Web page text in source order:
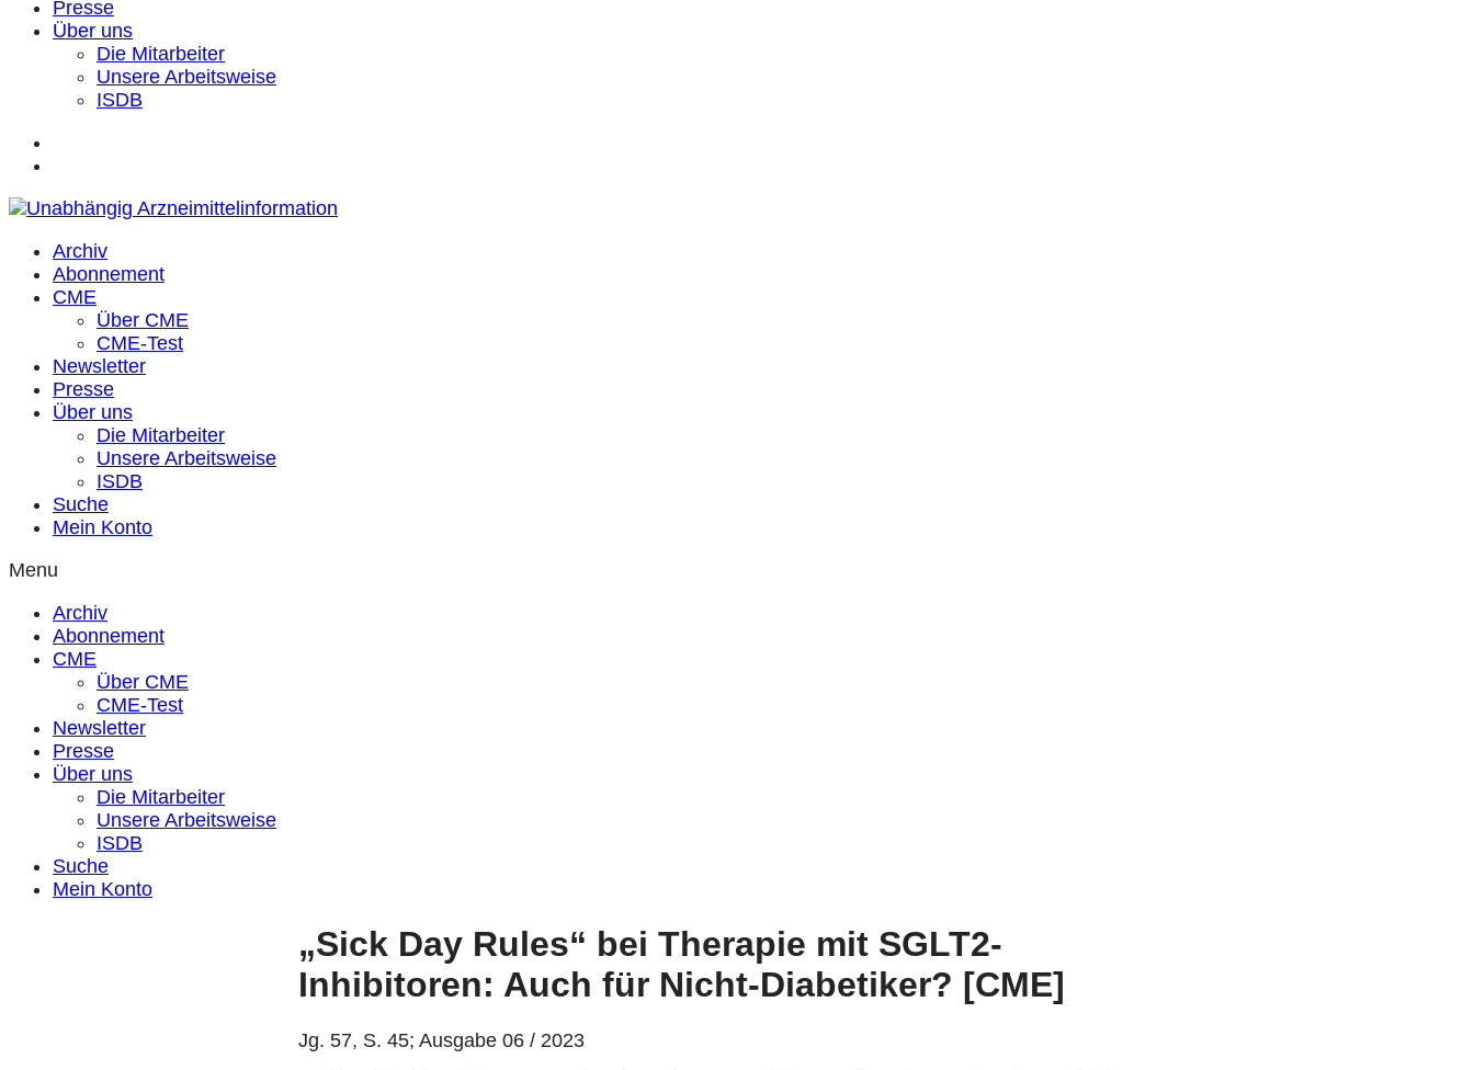
Presse
Über uns
Die Mitarbeiter
Unsere Arbeitsweise
ISDB
Archiv
Abonnement
CME
Über CME
CME-Test
Newsletter
Presse
Über uns
Die Mitarbeiter
Unsere Arbeitsweise
ISDB
Suche
Mein Konto
Menu
Archiv
Abonnement
CME
Über CME
CME-Test
Newsletter
Presse
Über uns
Die Mitarbeiter
Unsere Arbeitsweise
ISDB
Suche
Mein Konto
„Sick Day Rules“ bei Therapie mit SGLT2-
Inhibitoren: Auch für Nicht-Diabetiker? [CME]
Jg. 57, S. 45; Ausgabe 06 / 2023